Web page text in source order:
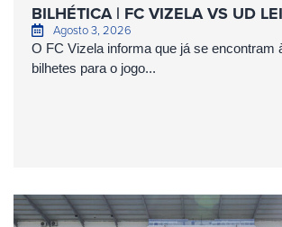
BILHÉTICA | FC VIZELA VS UD
Agosto 3, 2026
O FC Vizela informa que já se encontram
bilhetes para o jogo...